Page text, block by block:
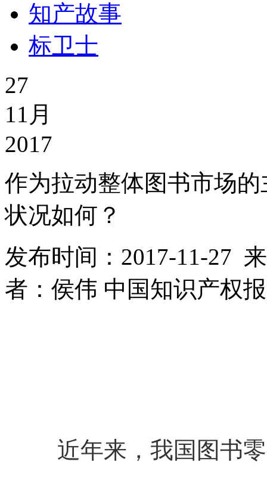
知产故事
标卫士
27
11月
2017
作为拉动整体图书市场
状况如何？
发布时间：2017-11-27
者：侯伟 中国知识产权
近年来，我国图书